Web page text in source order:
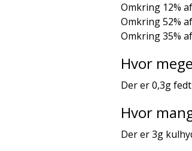
Omkring 12%
Omkring 52%
Omkring 35%
Hvor
Der er 0,3g
Hvor
Der er 3g